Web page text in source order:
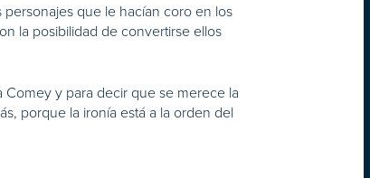
que le hacían coro en los
la posibilidad de convertirse ellos
y para decir que se merece la
porque la ironía está a la orden del